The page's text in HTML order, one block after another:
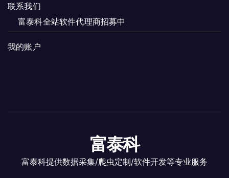
联系我们
富泰科全站软件代理商招募中
我的账户
富泰科
富泰科提供数据采集/爬虫定制/软件开发等专业服务